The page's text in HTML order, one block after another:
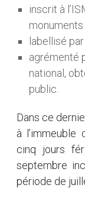
inscrit à
labellisé
agrémenté
national,
public.
Dans ce
à l’immeuble
cinq jours
septembre
période de